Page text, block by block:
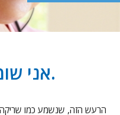
אני שומע שריקות באוזניה.
הרעש הזה, שנשמע כמו שריקה